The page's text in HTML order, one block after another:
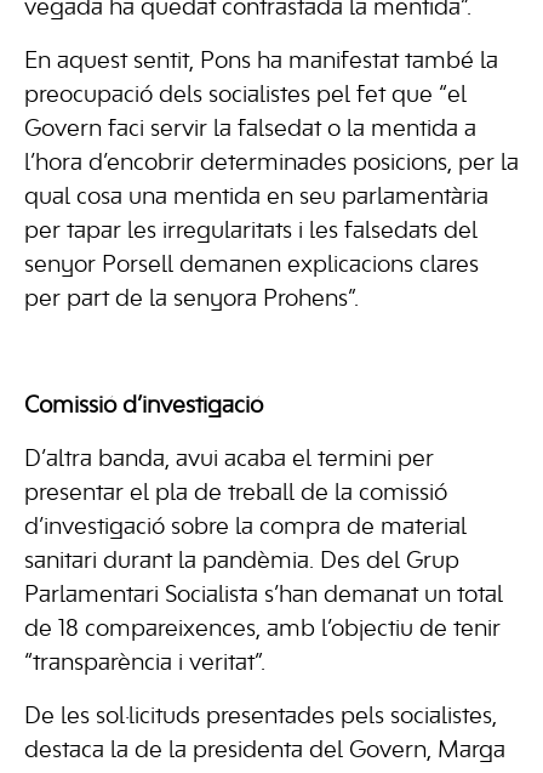
vegada ha quedat contrastada la mentida”.
En aquest sentit, Pons ha manifestat també la
preocupació dels socialistes pel fet que “el
Govern faci servir la falsedat o la mentida a
l’hora d’encobrir determinades posicions, per la
qual cosa una mentida en seu parlamentària
per tapar les irregularitats i les falsedats del
senyor Porsell demanen explicacions clares
per part de la senyora Prohens”.
Comissió d’investigació
D’altra banda, avui acaba el termini per
presentar el pla de treball de la comissió
d’investigació sobre la compra de material
sanitari durant la pandèmia. Des del Grup
Parlamentari Socialista s’han demanat un total
de 18 compareixences, amb l’objectiu de tenir
“transparència i veritat”.
De les sol·licituds presentades pels socialistes,
destaca la de la presidenta del Govern, Marga